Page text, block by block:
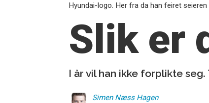
Hyundai-logo. Her fra da han feiret
Slik er
I år vil han ikke forplikte
Simen Næss Hagen